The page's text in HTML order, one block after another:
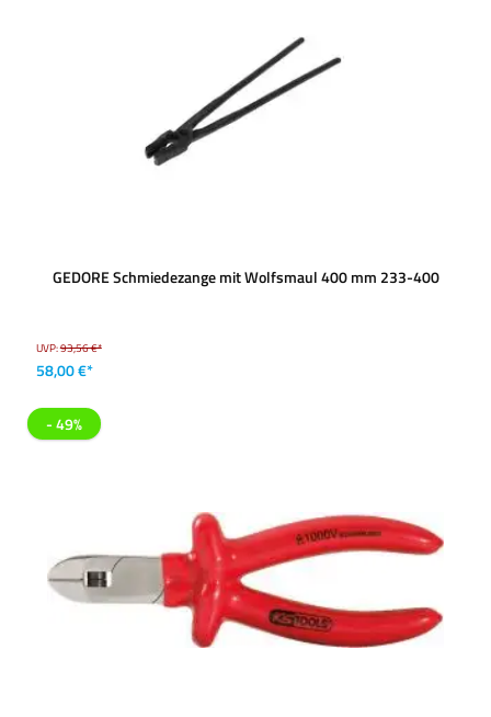
GEDORE Schmiedezange mit Wolfsmaul 400 mm 233-400
UVP:93,56 €*
58,00 €*
- 49%